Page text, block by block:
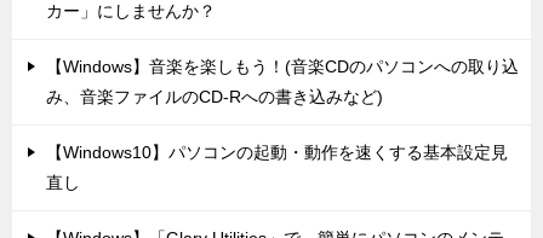
カー」にしませんか？
【Windows】音楽を楽しもう！(音楽CDのパソコンへの取り込
み、音楽ファイルのCD-Rへの書き込みなど)
【Windows10】パソコンの起動・動作を速くする基本設定見
直し